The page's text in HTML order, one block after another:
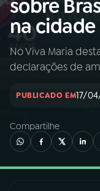
Rádio
Nacional
INÍCIO
02A RÁDIO
03
sobre
na cidade
No Viva Maria
declarações de
PUBLICADO EM17/
Compartilhe